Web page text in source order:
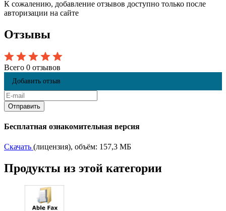
К сожалению, добавление отзывов доступно только после
авторизации на сайте
Отзывы
Всего 0 отзывов
Добавить отзыв
Бесплатная ознакомительная версия
Скачать (лицензия), объём: 157,3 МБ
Продукты из этой категории